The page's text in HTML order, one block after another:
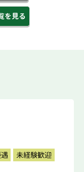
を見る
未経験歓迎